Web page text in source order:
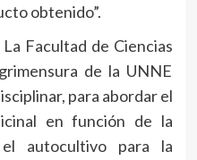
obtenido”.
La Facultad de Ciencias
de la UNNE
para abordar el
en función de la
autocultivo para la